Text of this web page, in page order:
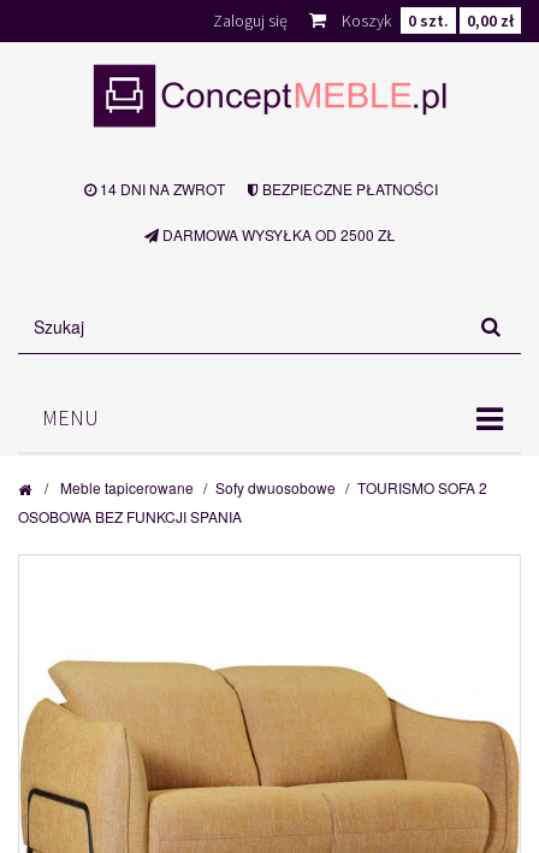
Koszyk 0szt. 0,00 zł
Zaloguj się
14 DNI NA ZWROT BEZPIECZNE PŁATNOŚCI
DARMOWA WYSYŁKA OD 2500 ZŁ
MENU
/ Meble tapicerowane / Sofy dwuosobowe / TOURISMO SOFA 2
OSOBOWA BEZ FUNKCJI SPANIA